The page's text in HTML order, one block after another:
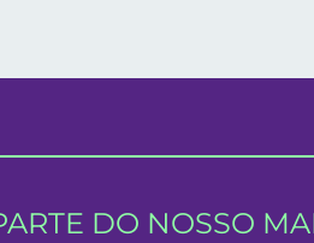
DO NOSSO